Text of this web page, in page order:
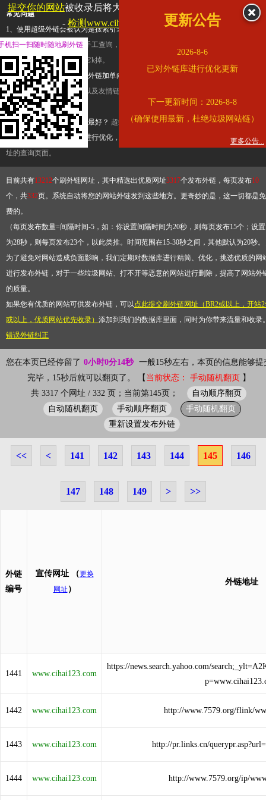
常见问题
1、使用超级外链会被认为是搜索引擎优化作弊吗？ 超级外链只是一个简便而集成
查询工具，模拟的是正常手工查询，不是作弊。如果是作弊，那您可以使用超级外
推广竞争对手的网址，让它k掉。
2、网站优化单纯依靠超级外链加单向链接可行吗？
链，需要结合普通的外链以及友情链接，您可以到站长论坛发布外链，到友情链接
台交换友情链接。
3、如何使用超级外链效果最好？ 超级外链不同于普通的外链，它是动态的链接，
有频繁使用超级外链工具进行优化，才能获得稳定的外链
，最终使搜索引擎收录带
址的查询页面。
目前共有13212个刷外链网址，其中精选出优质网址3317个发布外链，每页发布10
个，共332页。系统自动将您的网站外链发到这些地方。更奇妙的是，这一切都是免
费的。
（每页发布数量=间隔时间-5，如：你设置间隔时间为20秒，则每页发布15个；设置
为28秒，则每页发布23个，以此类推。时间范围在15-30秒之间，其他默认为20秒
为了避免对网站造成负面影响，我们定期对数据库进行精简、优化，挑选优质的网
进行发布外链，对于一些垃圾网站、打不开等恶意的网站进行删除，提高了网站外
的质量。
如果您有优质的网站可供发布外链，可以点此提交刷外链网址（BR2或以上，开站
或以上，优质网站优先收录） 添加到我们的数据库里面，同时为你带来流量和收录
错误外链纠正
您在本页已经停留了 0小时0分14秒 一般15秒左右，本页的信息能够提
完毕，15秒后就可以翻页了。 【 当前状态： 手动随机翻页 】
共 3317 个网址 / 332 页；当前第145页；
自动顺序翻页
自动随机翻页
手动顺序翻页
手动随机翻页
重新设置发布外链
<< < 141 142 143 144 145 146
147 148 149 > >>
外链
编号
宣传网址 （更换
网址 ）
外链地址
1441 www.cihai123.com
https://news.search.yahoo.com/
1442 www.cihai123.com http://www.7579.org/flink/
1443 www.cihai123.com http://pr.links.cn/
1444 www.cihai123.com http://www.7579.org/ip/
提交你的网站被收录后将大幅提升流量和外链，
查看展示页面
- 检测www.cihai123.com是否收录
更新公告
2026-8-6
已对外链库进行优化更新
下一更新时间：2026-8-8
（确保使用最新，杜绝垃圾网站链）
更多公告...
机扫一扫随时随地刷外链